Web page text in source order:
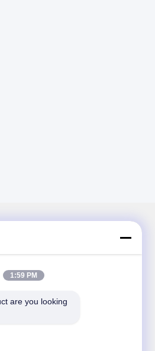
abone olun.
1:59 PM
are you looking